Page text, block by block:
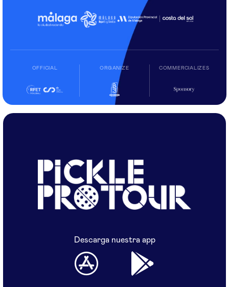
OFFICIAL ORGANIZE COMMERCIALIZES
Descarga nuestra app